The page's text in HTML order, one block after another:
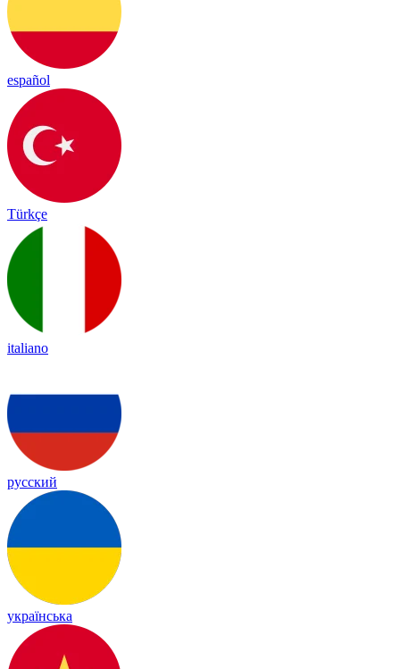
español
Türkçe
italiano
русский
українська